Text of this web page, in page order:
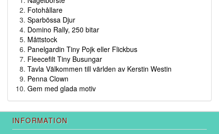
Fotohållare
Sparbössa Djur
Domino Rally, 250 bitar
Måttstock
Panelgardin Tiny Pojk eller Flickbus
Fleecefilt Tiny Busungar
Tavla Välkommen till världen av Kerstin Westin
Penna Clown
Gem med glada motiv
INFORMATION